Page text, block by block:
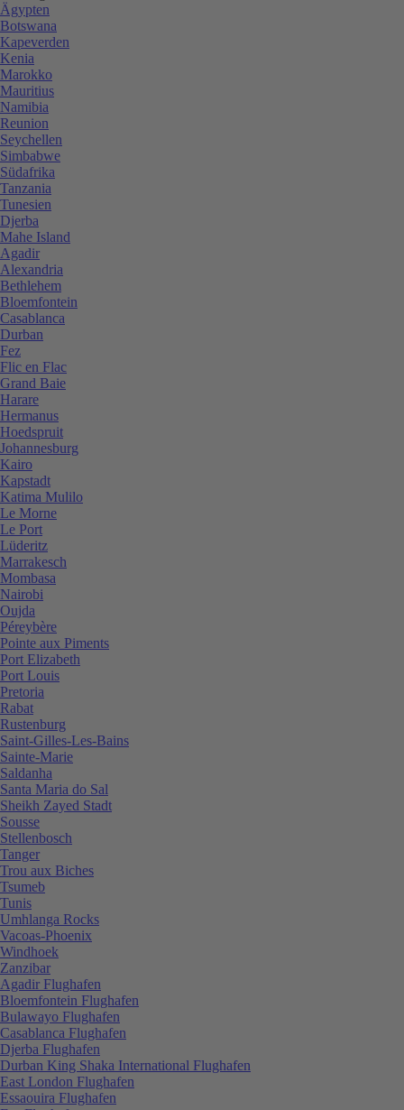
Ägypten
Botswana
Kapeverden
Kenia
Marokko
Mauritius
Namibia
Reunion
Seychellen
Simbabwe
Südafrika
Tanzania
Tunesien
Djerba
Mahe Island
Agadir
Alexandria
Bethlehem
Bloemfontein
Casablanca
Durban
Fez
Flic en Flac
Grand Baie
Harare
Hermanus
Hoedspruit
Johannesburg
Kairo
Kapstadt
Katima Mulilo
Le Morne
Le Port
Lüderitz
Marrakesch
Mombasa
Nairobi
Oujda
Péreybère
Pointe aux Piments
Port Elizabeth
Port Louis
Pretoria
Rabat
Rustenburg
Saint-Gilles-Les-Bains
Sainte-Marie
Saldanha
Santa Maria do Sal
Sheikh Zayed Stadt
Sousse
Stellenbosch
Tanger
Trou aux Biches
Tsumeb
Tunis
Umhlanga Rocks
Vacoas-Phoenix
Windhoek
Zanzibar
Agadir Flughafen
Bloemfontein Flughafen
Bulawayo Flughafen
Casablanca Flughafen
Djerba Flughafen
Durban King Shaka International Flughafen
East London Flughafen
Essaouira Flughafen